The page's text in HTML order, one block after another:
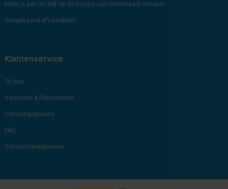
Meld je aan en blijf op de hoogte van interessant nieuws!
Sample-pack-afvalzakken
Klantenservice
25 jaar
Versturen & Retourneren
Contactgegevens
FAQ
Schoonmaakplannen